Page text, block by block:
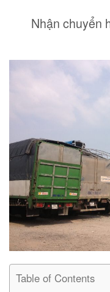
Nhận chuyển
Table of Contents